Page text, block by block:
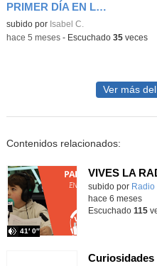
PRIMER DÍA EN LA RADIO CON LOS ALUMNOS DE 3 AÑOS
Contenido educativo.
subido por Isabel C.
-hace 5 meses- Escuchado 35veces
Ver más
Contenidos relacionados:
Contenido
subido por Radio
41′ 0″
hace 6 meses
Escuchado 115